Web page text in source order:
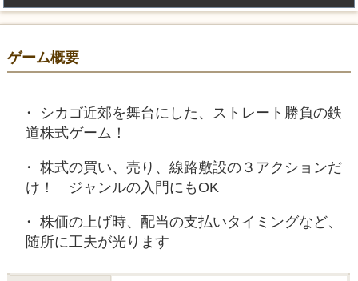
ゲーム概要
シカゴ近郊を舞台にした、ストレート勝負の鉄
道株式ゲーム！
株式の買い、売り、線路敷設の３アクションだ
け！ ジャンルの入門にもOK
株価の上げ時、配当の支払いタイミングなど、
随所に工夫が光ります